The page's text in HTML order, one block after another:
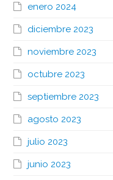
enero 2024
diciembre 2023
noviembre 2023
octubre 2023
septiembre 2023
agosto 2023
julio 2023
junio 2023